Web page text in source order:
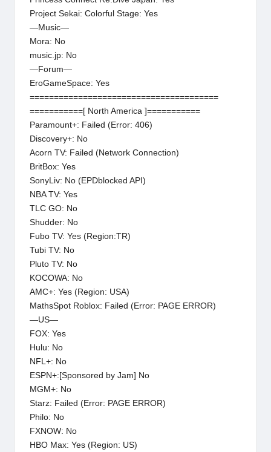
Project Sekai: Colorful Stage: Yes
—Music—
Mora: No
music.jp: No
—Forum—
EroGameSpace: Yes
=======================================
===========[ North America ]===========
Paramount+: Failed (Error: 406)
Discovery+: No
Acorn TV: Failed (Network Connection)
BritBox: Yes
SonyLiv: No (EPDblocked API)
NBA TV: Yes
TLC GO: No
Shudder: No
Fubo TV: Yes (Region:TR)
Tubi TV: No
Pluto TV: No
KOCOWA: No
AMC+: Yes (Region: USA)
MathsSpot Roblox: Failed (Error: PAGE ERROR)
—US—
FOX: Yes
Hulu: No
NFL+: No
ESPN+:[Sponsored by Jam] No
MGM+: No
Starz: Failed (Error: PAGE ERROR)
Philo: No
FXNOW: No
HBO Max: Yes (Region: US)